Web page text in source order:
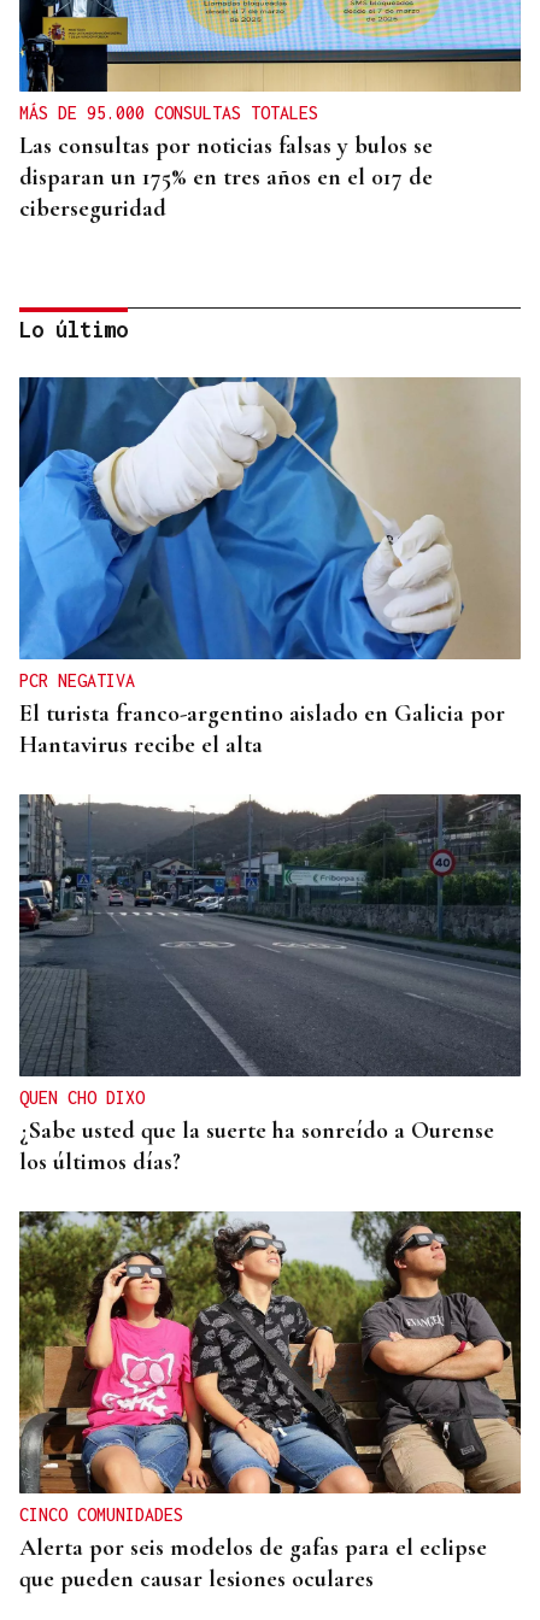
MÁS DE 95.000 CONSULTAS TOTALES
Las consultas por noticias falsas y bulos se
disparan un 175% en tres años en el 017 de
ciberseguridad
725 PLAZAS EN GALICIA
Récord histórico de plazas de Formación Sanitaria
Especializada en 2027: fechas y claves de la
convocatoria
Lo último
PCR NEGATIVA
El turista franco-argentino aislado en Galicia por
Hantavirus recibe el alta
QUEN CHO DIXO
¿Sabe usted que la suerte ha sonreído a Ourense
los últimos días?
CINCO COMUNIDADES
Alerta por seis modelos de gafas para el eclipse
que pueden causar lesiones oculares